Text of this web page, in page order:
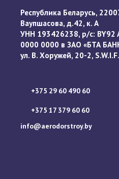
Республика Беларусь,
Ваупшасова, д.42, к. А
УНН 193426238, р/с: BY92
0000 0000 в ЗАО «БТА
ул. В. Хоружей, 20-2,
+375 29 60 490 60
+375 17 379 60 60
info@aerodorstroy.by